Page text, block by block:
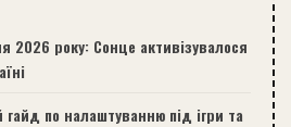
2026 року: Сонце активізувалося
по налаштуванню під ігри та